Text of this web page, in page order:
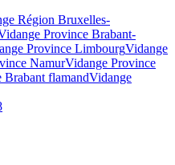
Région Bruxelles-
Province Brabant-
Province LimbourgVidange
NamurVidange Province
Brabant flamandVidange